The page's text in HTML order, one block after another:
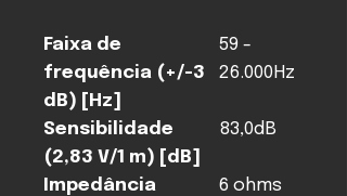
Faixa de
frequência (+/-3
dB) [Hz]
59 -
26.000Hz
Sensibilidade
(2,83 V/1 m) [dB]
83,0dB
Impedância
6 ohms